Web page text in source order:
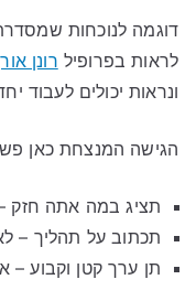
דוגמה לנוכחות
לראות בפרופיל רונן
ונראות יכולים לעבוד
הגישה המנצחת כאן
תציג במה אתה חזק
תכתוב על תהליך –
תן ערך קטן וקבוע –